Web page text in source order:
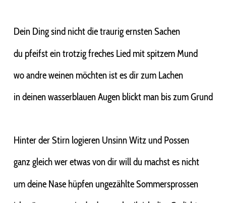
Dein Ding sind nicht die traurig ernsten Sachen
du pfeifst ein trotzig freches Lied mit spitzem Mund
wo andre weinen möchten ist es dir zum Lachen
in deinen wasserblauen Augen blickt man bis zum Grund
Hinter der Stirn logieren Unsinn Witz und Possen
ganz gleich wer etwas von dir will du machst es nicht
um deine Nase hüpfen ungezählte Sommersprossen